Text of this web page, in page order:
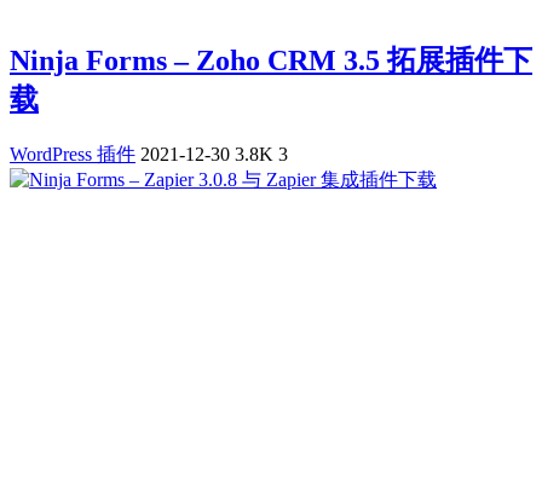
Ninja Forms – Zoho CRM 3.5 拓展插件下
载
WordPress 插件 2021-12-30 3.8K 3